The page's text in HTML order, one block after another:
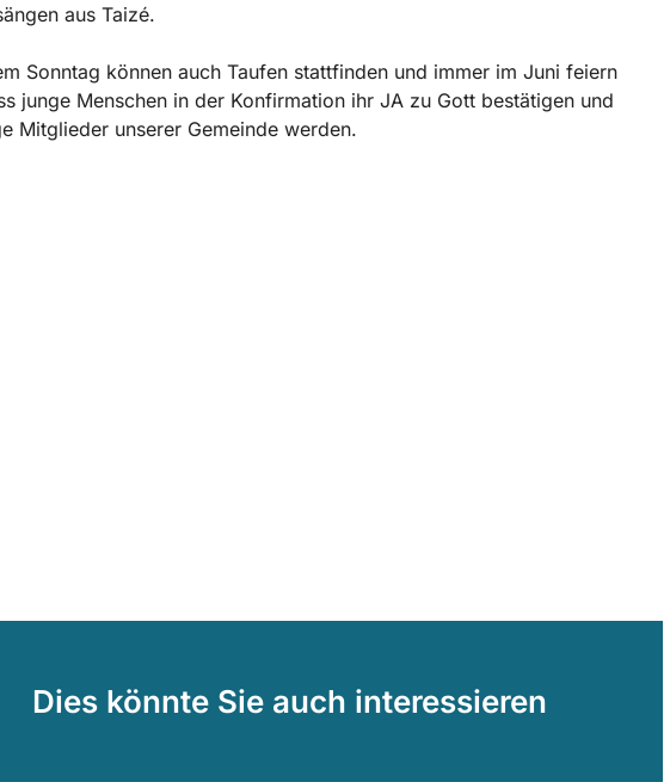
aus Taizé.
Sonntag können auch Taufen stattfinden und immer im Juni feiern
junge Menschen in der Konfirmation ihr JA zu Gott bestätigen und
Mitglieder unserer Gemeinde werden.
Dies könnte Sie auch interessieren